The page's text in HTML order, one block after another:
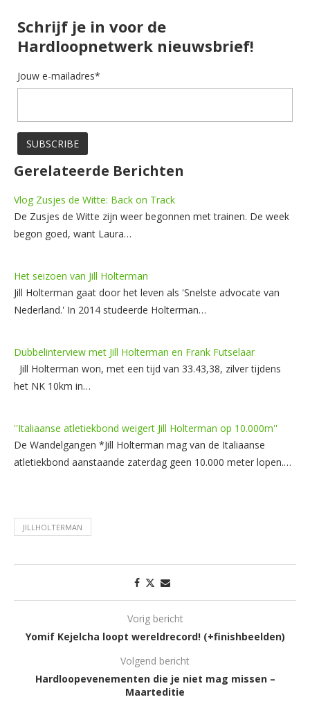
Schrijf je in voor de
Hardloopnetwerk nieuwsbrief!
Jouw e-mailadres*
Gerelateerde Berichten
Vlog Zusjes de Witte: Back on Track
De Zusjes de Witte zijn weer begonnen met trainen. De week
begon goed, want Laura…
Het seizoen van Jill Holterman
Jill Holterman gaat door het leven als 'Snelste advocate van
Nederland.' In 2014 studeerde Holterman…
Dubbelinterview met Jill Holterman en Frank Futselaar
Jill Holterman won, met een tijd van 33.43,38, zilver tijdens
het NK 10km in…
''Italiaanse atletiekbond weigert Jill Holterman op 10.000m''
De Wandelgangen *Jill Holterman mag van de Italiaanse
atletiekbond aanstaande zaterdag geen 10.000 meter lopen.…
JILLHOLTERMAN
Vorig bericht
Yomif Kejelcha loopt wereldrecord! (+finishbeelden)
Volgend bericht
Hardloopevenementen die je niet mag missen –
Maarteditie